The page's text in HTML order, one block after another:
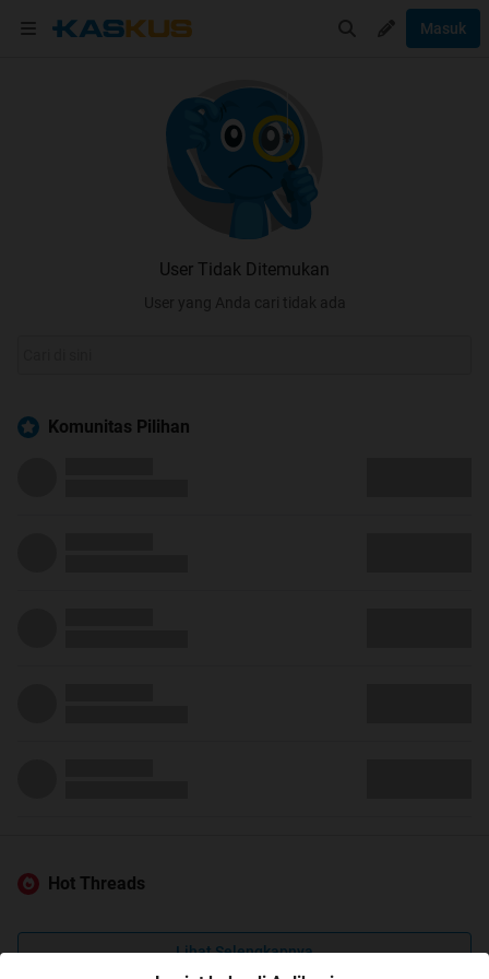
Masuk
User Tidak Ditemukan
User yang Anda cari tidak ada
Komunitas Pilihan
Hot Threads
Lihat Selengkapnya